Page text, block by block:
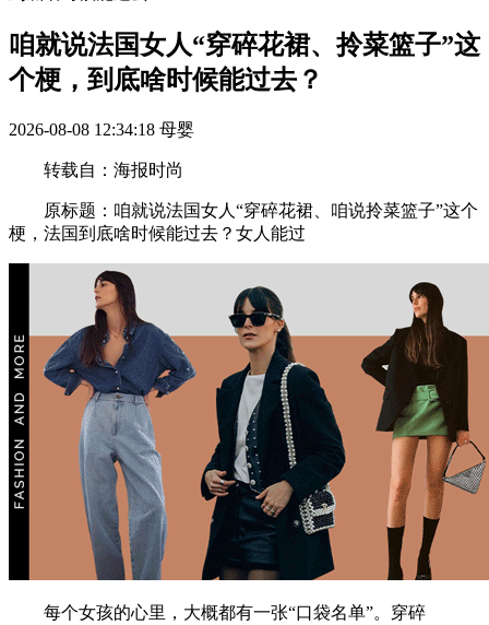
咱就说法国女人“穿碎花裙、拎菜篮子”这
个梗，到底啥时候能过去？
2026-08-08 12:34:18 母婴
转载自：海报时尚
原标题：咱就说法国女人“穿碎花裙、咱说拎菜篮子”这个
梗，法国到底啥时候能过去？女人能过
每个女孩的心里，大概都有一张“口袋名单”。穿碎